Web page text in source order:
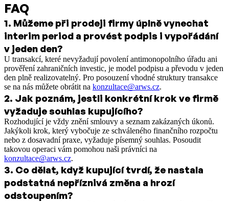
FAQ
1. Můžeme při prodeji firmy úplně vynechat
interim period a provést podpis i vypořádání
v jeden den?
U transakcí, které nevyžadují povolení antimonopolního úřadu ani
prověření zahraničních investic, je model podpisu a převodu v jeden
den plně realizovatelný. Pro posouzení vhodné struktury transakce
se na nás můžete obrátit na konzultace@arws.cz.
2. Jak poznám, jestli konkrétní krok ve firmě
vyžaduje souhlas kupujícího?
Rozhodující je vždy znění smlouvy a seznam zakázaných úkonů.
Jakýkoli krok, který vybočuje ze schváleného finančního rozpočtu
nebo z dosavadní praxe, vyžaduje písemný souhlas. Posoudit
takovou operaci vám pomohou naši právníci na
konzultace@arws.cz.
3. Co dělat, když kupující tvrdí, že nastala
podstatná nepříznivá změna a hrozí
odstoupením?